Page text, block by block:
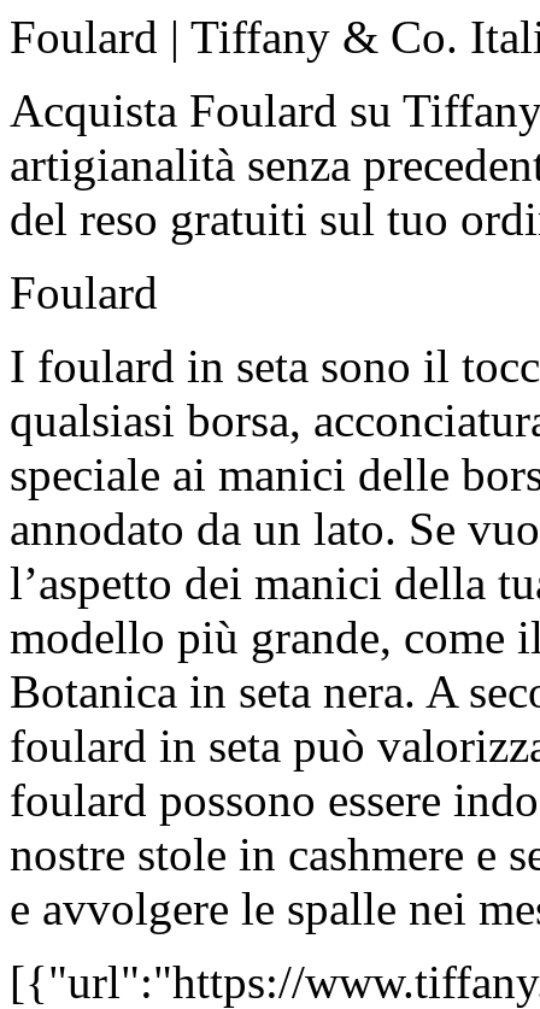
Foulard | Tiffany & Co.
Acquista Foulard su
artigianalità senza
del reso gratuiti sul tuo
Foulard
I foulard in seta sono il
qualsiasi borsa,
speciale ai manici delle
annodato da un lato. Se
l’aspetto dei manici della
modello più grande, come
Botanica in seta nera. A
foulard in seta può
foulard possono essere
nostre stole in cashmere e
e avvolgere le spalle nei
[{"url":"https://